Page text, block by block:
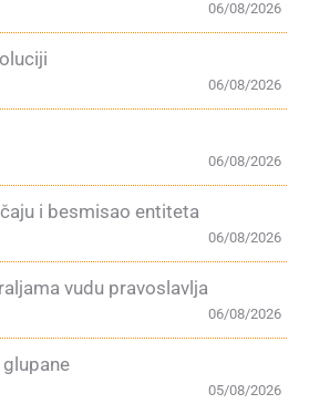
06/08/2026
06/08/2026
06/08/2026
i besmisao entiteta
06/08/2026
vudu pravoslavlja
06/08/2026
05/08/2026